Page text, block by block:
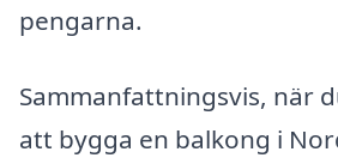
pengarna.
Sammanfattningsvis, när
att bygga en balkong i